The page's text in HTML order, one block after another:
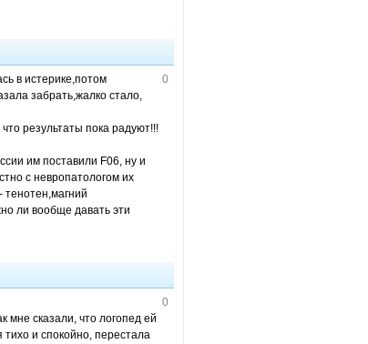
0
в истерике,потом
забрать,жалко стало,
результаты пока радуют!!!
им поставили F06, ну и
с невропатологом их
ли вообще давать эти
0
мне сказали, что логопед ей
и спокойно, перестала